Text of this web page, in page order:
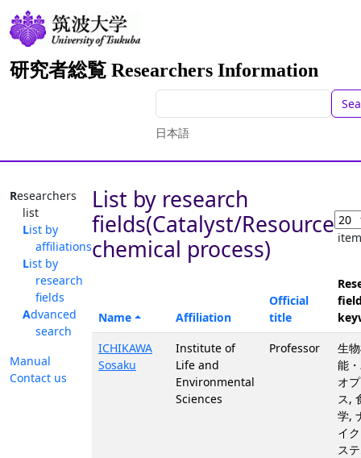
研究者総覧 Researchers Information
日本語
Researchers
list
List by
affiliations
List by
research
fields
Advanced
search
Manual
Contact us
List by research
fields(Catalyst/Resource
chemical process)
Name Affiliation
Official
title
ICHIKAWA
Sosaku
Institute of
Life and
Environmental
Sciences
Professor
生
能
オ
ス,
学,
イ
ス